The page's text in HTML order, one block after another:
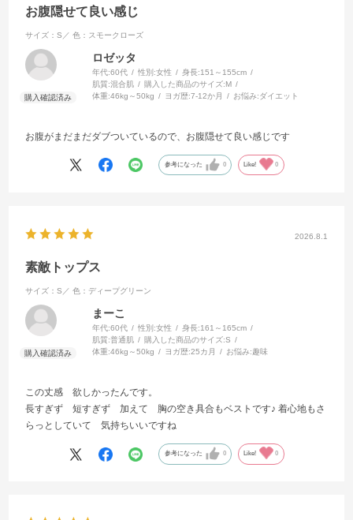
お腹隠せて良い感じ
サイズ：S／ 色：スモークローズ
ロゼッタ
年代:60代 性別:女性 身長:151～155cm
肌質:混合肌 購入した商品のサイズ:M
体重:46kg～50kg ヨガ歴:7-12か月 お悩み:ダイエット
お腹がまだまだダブついているので、お腹隠せて良い感じです
参考になった 0 Like! 0
2026.8.1
素敵トップス
サイズ：S／ 色：ディープグリーン
まーこ
年代:60代 性別:女性 身長:161～165cm
肌質:普通肌 購入した商品のサイズ:S
体重:46kg～50kg ヨガ歴:25カ月 お悩み:趣味
この丈感 欲しかったんです。
長すぎず 短すぎず 加えて 胸の空き具合もベストです♪ 着心地もさ
らっとしていて 気持ちいいですね
参考になった 0 Like! 0